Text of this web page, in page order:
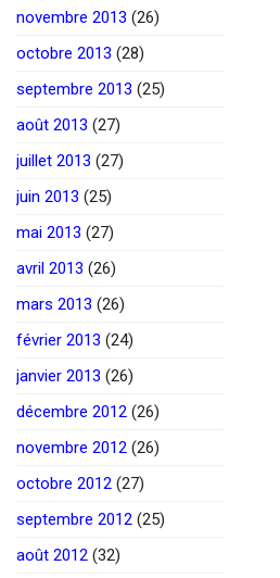
novembre 2013 (26)
octobre 2013 (28)
septembre 2013 (25)
août 2013 (27)
juillet 2013 (27)
juin 2013 (25)
mai 2013 (27)
avril 2013 (26)
mars 2013 (26)
février 2013 (24)
janvier 2013 (26)
décembre 2012 (26)
novembre 2012 (26)
octobre 2012 (27)
septembre 2012 (25)
août 2012 (32)